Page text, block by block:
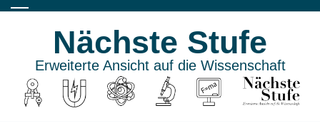
Skip
Nächste Stufe
Erweiterte Ansicht auf die Wissenschaft